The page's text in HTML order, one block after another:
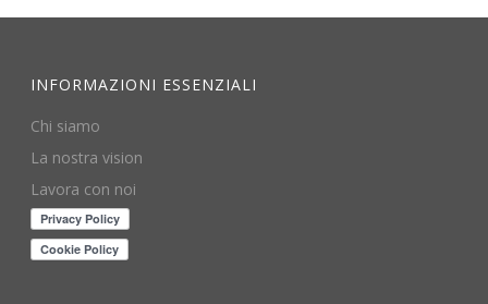
INFORMAZIONI ESSENZIALI
Chi siamo
La nostra vision
Lavora con noi